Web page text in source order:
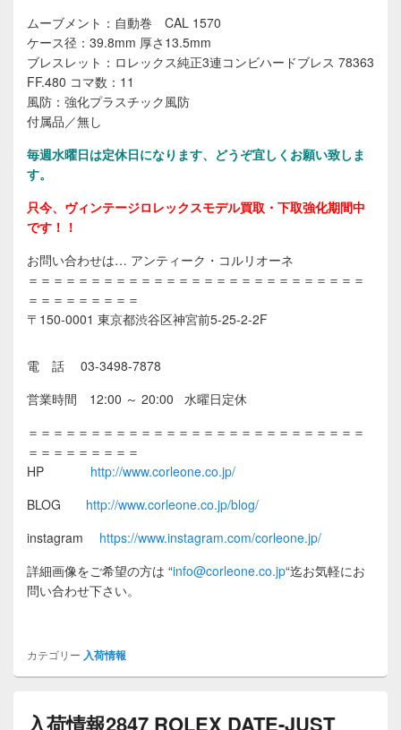
ムーブメント：自動巻 CAL 1570
ケース径：39.8mm 厚さ13.5mm
ブレスレット：ロレックス純正3連コンビハードブレス 78363
FF.480 コマ数：11
風防：強化プラスチック風防
付属品／無し
毎週水曜日は定休日になります、どうぞ宜しくお願い致しま
す。
只今、ヴィンテージロレックスモデル買取・下取強化期間中
です！！
お問い合わせは… アンティーク・コルリオーネ
＝＝＝＝＝＝＝＝＝＝＝＝＝＝＝＝＝＝＝＝＝＝＝＝＝＝＝
＝＝＝＝＝＝＝＝＝
〒150-0001 東京都渋谷区神宮前5-25-2-2F
電 話 03-3498-7878
営業時間 12:00 ～ 20:00 水曜日定休
＝＝＝＝＝＝＝＝＝＝＝＝＝＝＝＝＝＝＝＝＝＝＝＝＝＝＝
＝＝＝＝＝＝＝＝＝
HP
http://www.corleone.co.jp/
BLOG http://www.corleone.co.jp/blog/
instagram https://www.instagram.com/corleone.jp/
詳細画像をご希望の方は “info@corleone.co.jp“迄お気軽にお
問い合わせ下さい。
カテゴリー 入荷情報
入荷情報2847 ROLEX DATE-JUST